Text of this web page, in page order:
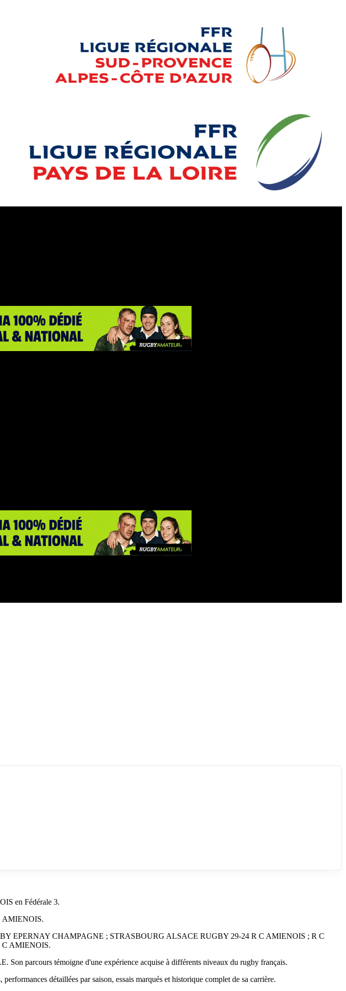
en Fédérale 3.
AMIENOIS.
EPERNAY CHAMPAGNE ; STRASBOURG ALSACE RUGBY 29-24 R C AMIENOIS ; R C
AMIENOIS.
parcours témoigne d'une expérience acquise à différents niveaux du rugby français.
détaillées par saison, essais marqués et historique complet de sa carrière.